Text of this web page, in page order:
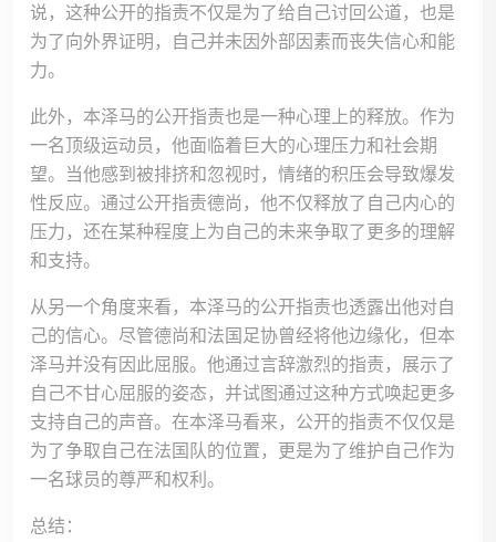
说，这种公开的指责不仅是为了给自己讨回公道，也是
为了向外界证明，自己并未因外部因素而丧失信心和能
力。
此外，本泽马的公开指责也是一种心理上的释放。作为
一名顶级运动员，他面临着巨大的心理压力和社会期
望。当他感到被排挤和忽视时，情绪的积压会导致爆发
性反应。通过公开指责德尚，他不仅释放了自己内心的
压力，还在某种程度上为自己的未来争取了更多的理解
和支持。
从另一个角度来看，本泽马的公开指责也透露出他对自
己的信心。尽管德尚和法国足协曾经将他边缘化，但本
泽马并没有因此屈服。他通过言辞激烈的指责，展示了
自己不甘心屈服的姿态，并试图通过这种方式唤起更多
支持自己的声音。在本泽马看来，公开的指责不仅仅是
为了争取自己在法国队的位置，更是为了维护自己作为
一名球员的尊严和权利。
总结：